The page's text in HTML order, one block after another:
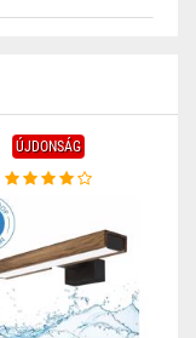
ÚJDONSÁG